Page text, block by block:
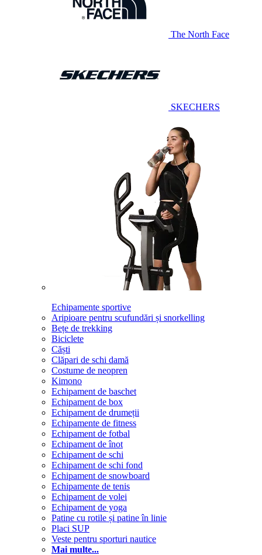
The North Face
SKECHERS
Echipamente sportive
Aripioare pentru scufundări și snorkelling
Bețe de trekking
Biciclete
Căști
Clăpari de schi damă
Costume de neopren
Kimono
Echipament de baschet
Echipament de box
Echipament de drumeții
Echipamente de fitness
Echipament de fotbal
Echipament de înot
Echipament de schi
Echipament de schi fond
Echipament de snowboard
Echipamente de tenis
Echipament de volei
Echipament de yoga
Patine cu rotile și patine în linie
Placi SUP
Veste pentru sporturi nautice
Mai multe...